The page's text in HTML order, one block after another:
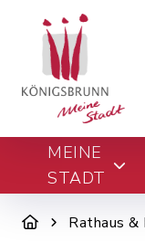
MEINE
STADT
Rathaus &